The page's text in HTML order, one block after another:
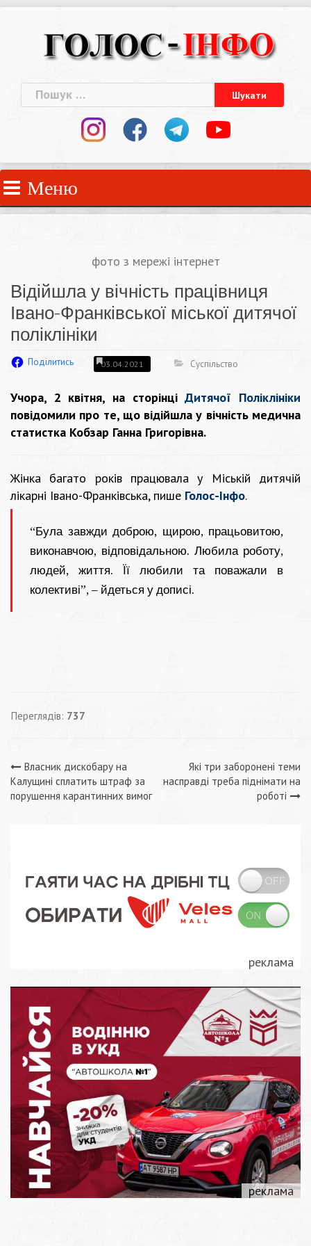
Пошук:
Меню
фото з мережі інтернет
Відійшла у вічність працівниця
Івано-Франківської міської дитячої
поліклініки
Поділитись 03.04.2021 Суспільство
Учора, 2 квітня, на сторінціДитячої Поліклініки
повідомили про те, що відійшла у вічність медична
статистка Кобзар Ганна Григорівна.
Жінка багато років працювала у Міській дитячій
лікарні Івано-Франківська, пише Голос-Інфо.
“Була завжди доброю, щирою, працьовитою,
виконавчою, відповідальною. Любила роботу,
людей, життя. Її любили та поважали в
колективі”, – йдеться у дописі.
Переглядів: 737
Навігація
записів
Власник дискобару на
Калущині сплатить штраф за
порушення карантинних вимог
Які три заборонені теми
насправді треба піднімати на
роботі